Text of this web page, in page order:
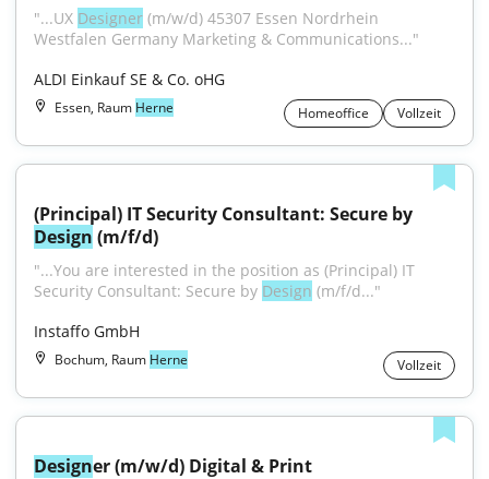
"...UX Designer (m/w/d) 45307 Essen Nordrhein
Westfalen Germany Marketing & Communications..."
ALDI Einkauf SE & Co. oHG
Essen, Raum Herne Homeoffice Vollzeit
Design (m/f/d)
"...You are interested in the position as (Principal) IT
Security Consultant: Secure by Design (m/f/d..."
Instaffo GmbH
Bochum, Raum Herne Vollzeit
Designer (m/w/d) Digital & Print